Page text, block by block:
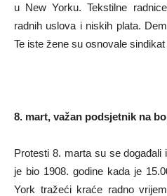
u New Yorku. Tekstilne
radnih uslova i niskih plata.
Te iste žene su osnovale
8. mart, važan podsjetnik na
Protesti 8. marta su se događali
je bio 1908. godine kada je
York tražeći kraće radno